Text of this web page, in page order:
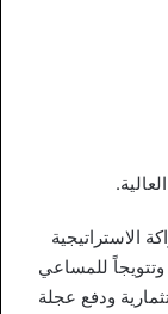
الاستراتيجية
وتتويجاً للمساعي
ودفع عجلة